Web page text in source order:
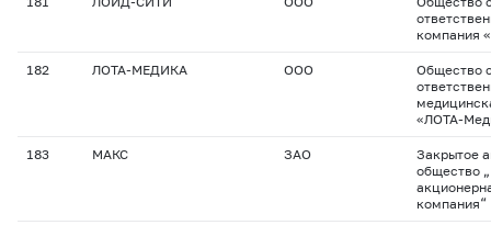
компания
182 ЛОТА-МЕДИКА ООО
Общество
«ЛОТА-
183 МАКС ЗАО
Закрытое
общество
компания“